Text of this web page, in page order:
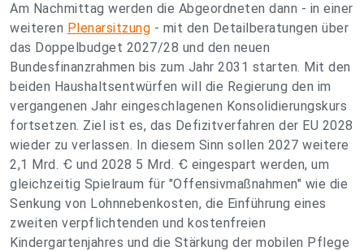
Am Nachmittag werden die Abgeordneten dann - in einer
weiteren Plenarsitzung - mit den Detailberatungen über
das Doppelbudget 2027/28 und den neuen
Bundesfinanzrahmen bis zum Jahr 2031 starten. Mit den
beiden Haushaltsentwürfen will die Regierung den im
vergangenen Jahr eingeschlagenen Konsolidierungskurs
fortsetzen. Ziel ist es, das Defizitverfahren der EU 2028
wieder zu verlassen. In diesem Sinn sollen 2027 weitere
2,1 Mrd. Ꞓ und 2028 5 Mrd. Ꞓ eingespart werden, um
gleichzeitig Spielraum für "Offensivmaßnahmen" wie die
Senkung von Lohnnebenkosten, die Einführung eines
zweiten verpflichtenden und kostenfreien
Kindergartenjahres und die Stärkung der mobilen Pflege